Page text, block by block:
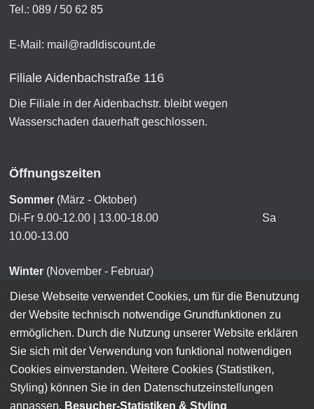
Tel.: 089 / 50 62 85
E-Mail: mail@radldiscount.de
Filiale Aidenbachstraße 116
Die Filiale in der Aidenbachstr. bleibt wegen
Wasserschaden dauerhaft geschlossen.
Öffnungszeiten
Sommer (März - Oktober)
Di-Fr 9.00-12.00 | 13.00-18.00 Sa
10.00-13.00
Winter (November - Februar)
Di-Fr 9.00-12.00 | 13.00-18.00 Sa
10.00-13.00
© 2026Radldiscount. Anmelden, um die Website zu bearbeiten
Diese Webseite verwendet Cookies, um für die Benutzung
der Website technisch notwendige Grundfunktionen zu
ermöglichen. Durch die Nutzung unserer Website erklären
Sie sich mit der Verwendung von funktional notwendigen
Cookies einverstanden. Weitere Cookies (Statistiken,
Styling) können Sie in den Datenschutzeinstellungen
anpassen. Besucher-Statistiken & Styling